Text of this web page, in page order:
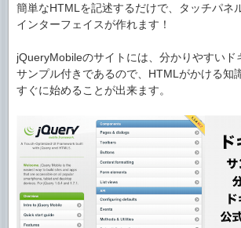
簡単なHTMLを記述するだけで、タッチパネ
インターフェイスが作れます！
jQueryMobileのサイトには、分かりやすいド
サンプル付きであるので、HTMLがかける知
すぐに始めることが出来ます。